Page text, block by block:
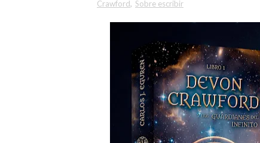
Crawford, Sobre escribir